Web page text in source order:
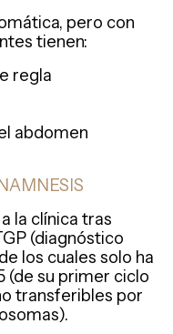
pero con
tienen:
regla
abdomen
la clínica tras
(diagnóstico
los cuales solo ha
(de su primer ciclo
transferibles por